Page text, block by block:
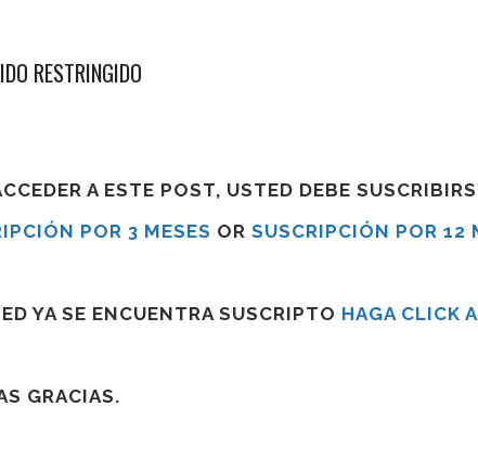
RESTRINGIDO
A ESTE POST, USTED DEBE
POR 3 MESES OR SUSCRIPCIÓN POR 12
YA SE ENCUENTRA SUSCRIPTO HAGA CLICK
GRACIAS.